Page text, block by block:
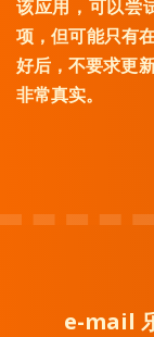
该应用，可以尝
项，但可能只有
好后，不要求更
非常真实。
e-mail